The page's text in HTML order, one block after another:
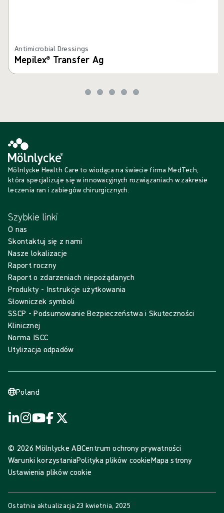
Antimicrobial Dressings
Mepilex® Transfer Ag
Mölnlycke Health Care to wiodąca na świecie firma MedTech,
która specjalizuje się w innowacyjnych rozwiązaniach w zakresie
leczenia ran i zabiegów chirurgicznych.
Szybkie linki
O nas
Skontaktuj się z nami
Nasze lokalizacje
Raport roczny
Raport o zdarzeniach niepożądanych
Produkty - Instrukcje użytkowania
Słowniczek symboli
SSCP - Podsumowanie Bezpieczeństwa i Skuteczności
Klinicznej
Norma ISCC
Utylizacja odpadów
Poland
© 2026 Mölnlycke ABCentrum ochrony prywatności
Warunki korzystaniaPolityka plików cookieMapa strony
Ustawienia plików cookie
Ostatnia aktualizacja23 kwietnia, 2025